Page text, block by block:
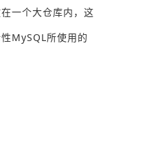
一个大仓库内，这
MySQL所使用的